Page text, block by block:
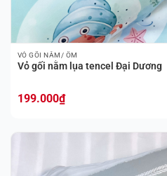
VỎ GỐI NẰM/ ÔM
Vỏ gối nằm lụa tencel Đại Dương
199.000₫